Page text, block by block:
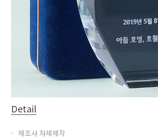
Detail
제조사 자체제작